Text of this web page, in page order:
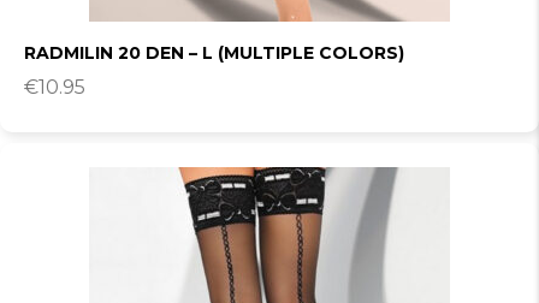
RADMILIN 20 DEN – L (MULTIPLE COLORS)
€10.95